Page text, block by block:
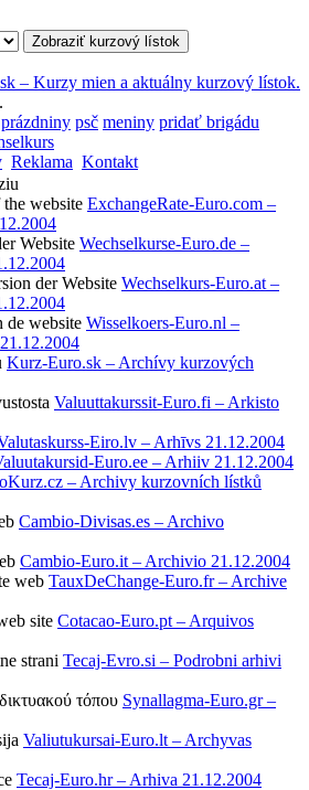
– Kurzy mien a aktuálny kurzový lístok.
prázdniny psč meniny pridať brigádu
Reklama Kontakt
ExchangeRate-Euro.com –
Wechselkurse-Euro.de –
Wechselkurs-Euro.at –
Wisselkoers-Euro.nl –
Kurz-Euro.sk – Archívy kurzových
Valuuttakurssit-Euro.fi – Arkisto
Eiro.lv – Arhīvs 21.12.2004
Euro.ee – Arhiiv 21.12.2004
– Archivy kurzovních lístků
Cambio-Divisas.es – Archivo
Cambio-Euro.it – Archivio 21.12.2004
TauxDeChange-Euro.fr – Archive
Cotacao-Euro.pt – Arquivos
Tecaj-Evro.si – Podrobni arhivi
Synallagma-Euro.gr –
Valiutukursai-Euro.lt – Archyvas
Tecaj-Euro.hr – Arhiva 21.12.2004